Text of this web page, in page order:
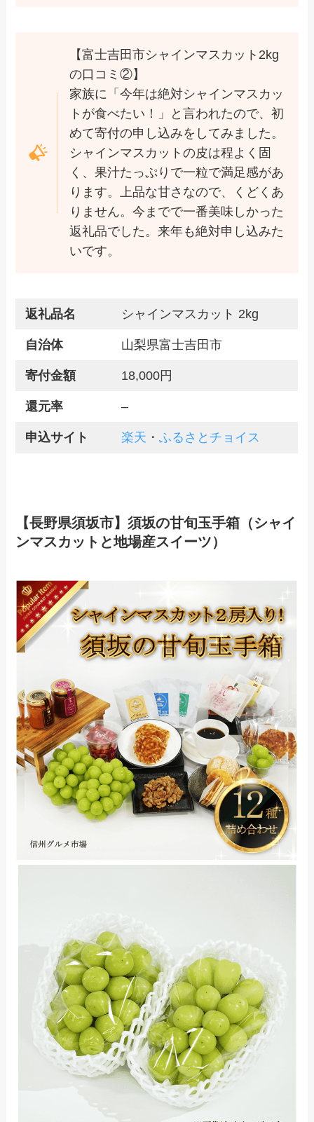
【富士吉田市シャインマスカット2kg
の口コミ②】
家族に「今年は絶対シャインマスカッ
トが食べたい！」と言われたので、初
めて寄付の申し込みをしてみました。
シャインマスカットの皮は程よく固
く、果汁たっぷりで一粒で満足感があ
ります。上品な甘さなので、くどくあ
りません。今までで一番美味しかった
返礼品でした。来年も絶対申し込みた
いです。
返礼品名 シャインマスカット 2kg
自治体 山梨県富士吉田市
寄付金額 18,000円
還元率 –
申込サイト 楽天 ・ ふるさとチョイス
【長野県須坂市】須坂の甘旬玉手箱（シャイ
ンマスカットと地場産スイーツ）